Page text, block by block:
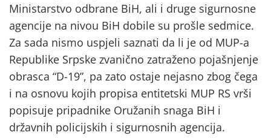
Ministarstvo odbrane BiH, ali i druge sigurnosne
agencije na nivou BiH dobile su prošle sedmice.
Za sada nismo uspjeli saznati da li je od MUP-a
Republike Srpske zvanično zatraženo pojašnjenje
obrasca “D-19”, pa zato ostaje nejasno zbog čega
i na osnovu kojih propisa entitetski MUP RS vrši
popisuje pripadnike Oružanih snaga BiH i
državnih policijskih i sigurnosnih agencija.